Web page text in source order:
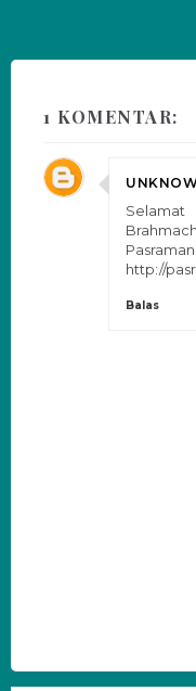
1 KOMENTAR:
http://
Balas